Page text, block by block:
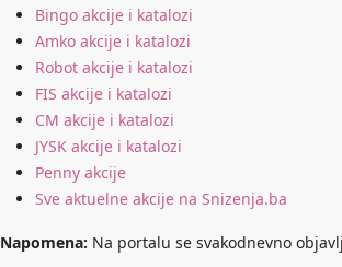
Bingo akcije i katalozi
Amko akcije i katalozi
Robot akcije i katalozi
FIS akcije i katalozi
CM akcije i katalozi
JYSK akcije i katalozi
Penny akcije
Sve aktuelne akcije na Snizenja.ba
Napomena: Na portalu se svakodnevno